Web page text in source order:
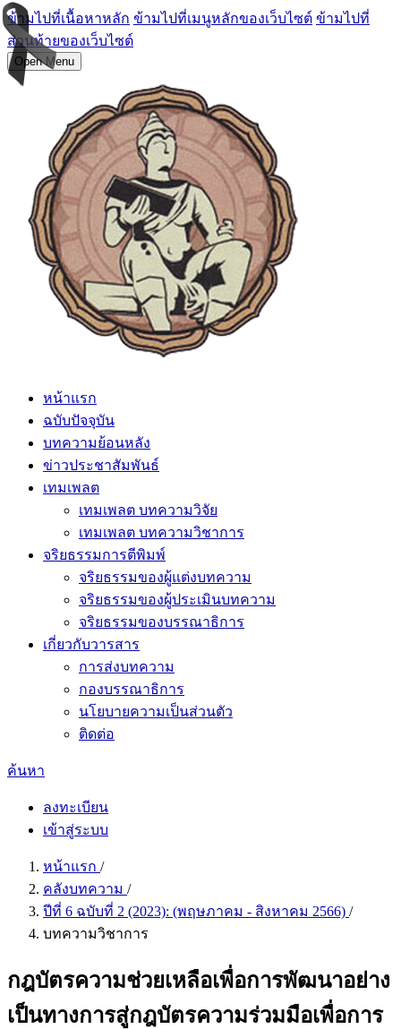
ข้ามไปที่เนื้อหาหลัก ข้ามไปที่เมนูหลักของเว็บไซต์ ข้ามไปที่
ส่วนท้ายของเว็บไซต์
Open Menu
หน้าแรก
ฉบับปัจจุบัน
บทความย้อนหลัง
ข่าวประชาสัมพันธ์
เทมเพลต
เทมเพลต บทความวิจัย
เทมเพลต บทความวิชาการ
จริยธรรมการตีพิมพ์
จริยธรรมของผู้แต่งบทความ
จริยธรรมของผู้ประเมินบทความ
จริยธรรมของบรรณาธิการ
เกี่ยวกับวารสาร
การส่งบทความ
กองบรรณาธิการ
นโยบายความเป็นส่วนตัว
ติดต่อ
ค้นหา
ลงทะเบียน
เข้าสู่ระบบ
หน้าแรก /
คลังบทความ /
ปีที่ 6 ฉบับที่ 2 (2023): (พฤษภาคม - สิงหาคม 2566) /
บทความวิชาการ
กฎบัตรความช่วยเหลือเพื่อการพัฒนาอย่าง
เป็นทางการสู่กฎบัตรความร่วมมือเพื่อการ